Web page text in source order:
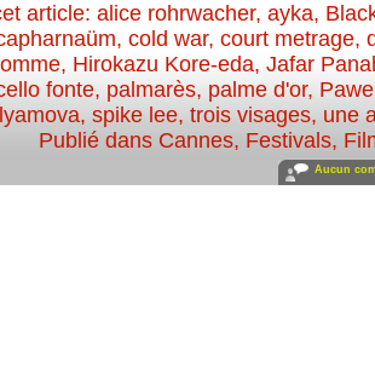
article: alice rohrwacher, ayka,
, cold war, court metrage,
, Hirokazu Kore-eda,Jafar
fonte, palmarès, palme d'or,
,spike lee,trois visages, une
Publié dans Cannes, Festivals,
Aucun